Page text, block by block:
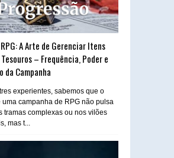
A Arte de Gerenciar Itens
– Frequência, Poder e
da Campanha
experientes, sabemos que o
uma campanha de RPG não pulsa
tramas complexas ou nos vilões
mas t...